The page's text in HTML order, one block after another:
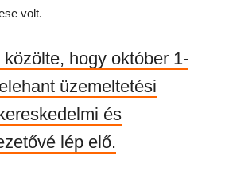
volt.
hogy október 1-
üzemeltetési
és
lép elő.